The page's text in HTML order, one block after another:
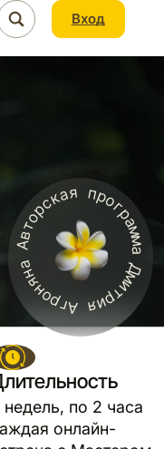
Вход
недель, по 2 часа
онлайн-